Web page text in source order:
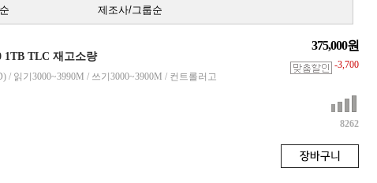
제조사/그룹순
1TB TLC 재고소량
읽기3000~3990M / 쓰기3000~3900M / 컨트롤러고
375,000원
-3,700
8262